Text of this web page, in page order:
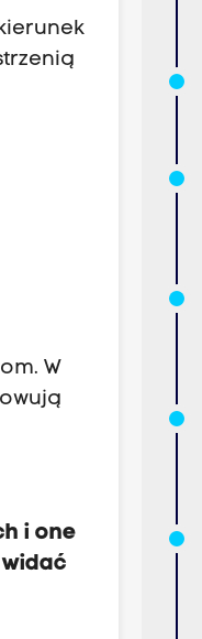
W
i one